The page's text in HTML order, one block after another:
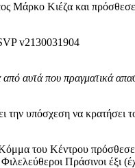
Μάρκο Κιέζα και πρόσθεσε
αυτά που πραγματικά
την υπόσχεση να
του Κέντρου
Πράσινοι έξι